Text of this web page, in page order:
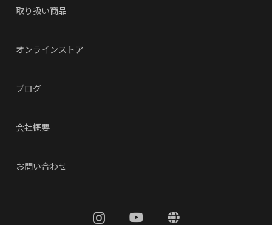
取り扱い商品
オンラインストア
ブログ
会社概要
お問い合わせ